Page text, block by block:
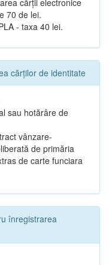
70 de lei.
- taxa 40 lei.
cărților de identitate
sau hotărâre de
vânzare-
de primăria
de carte funciara
înregistrarea